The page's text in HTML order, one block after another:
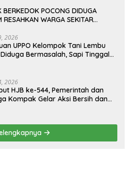
BERKEDOK POCONG DIDUGA
WARGA SEKITAR
2026
UPPO Kelompok Tani Lembu
Bermasalah, Sapi Tinggal
2026
HJB ke-544, Pemerintah dan
Kompak Gelar Aksi Bersih dan